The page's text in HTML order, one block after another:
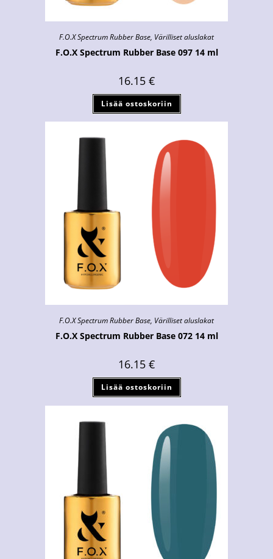
F.O.X Spectrum Rubber Base, Värilliset aluslakat
F.O.X Spectrum Rubber Base 097 14 ml
16.15 €
Lisää ostoskoriin
F.O.X Spectrum Rubber Base, Värilliset aluslakat
F.O.X Spectrum Rubber Base 072 14 ml
16.15 €
Lisää ostoskoriin